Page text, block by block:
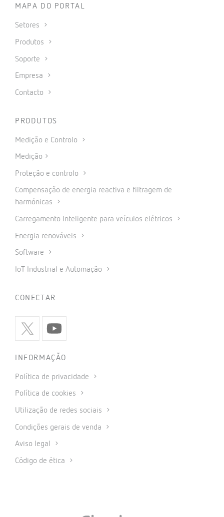
MAPA DO PORTAL
Setores
Produtos
Soporte
Empresa
Contacto
PRODUTOS
Medição e Controlo
Medição
Proteção e controlo
Compensação de energia reactiva e filtragem de
harmónicas
Carregamento Inteligente para veículos elétricos
Energia renováveis
Software
IoT Industrial e Automação
CONECTAR
INFORMAÇÃO
Política de privacidade
Política de cookies
Utilização de redes sociais
Condições gerais de venda
Aviso legal
Código de ética